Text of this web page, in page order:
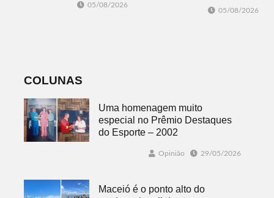
05/08/2026
sobre problemas
05/08/2026
COLUNAS
Uma homenagem muito
especial no Prêmio Destaques
do Esporte – 2002
Opinião 29/05/2026
Maceió é o ponto alto do